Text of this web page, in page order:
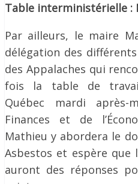
Table interministérielle :
Par ailleurs, le maire
délégation des
des Appalaches qui
fois la table de
Québec mardi
Finances et de
Mathieu y abordera le
Asbestos et espère que
auront des réponses